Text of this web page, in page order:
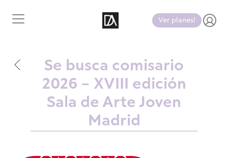
Ver planes!
Se busca comisario
2026 – XVIII edición
Sala de Arte Joven
Madrid